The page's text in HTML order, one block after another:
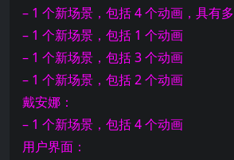
– 1 个新场景，包括 4 个动画，具有
– 1 个新场景，包括 1 个动画
– 1 个新场景，包括 3 个动画
– 1 个新场景，包括 2 个动画
戴安娜：
– 1 个新场景，包括 4 个动画
用户界面：